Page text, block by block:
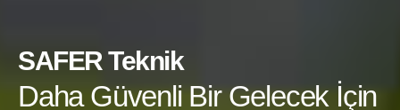
SAFER Teknik
Daha Güvenli Bir Gelecek İçin